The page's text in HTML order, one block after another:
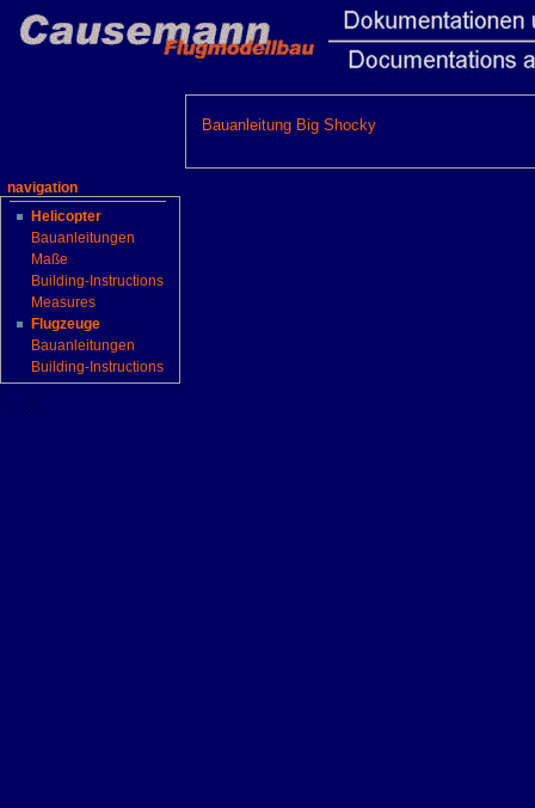
Bauanleitung Big Shocky
navigation
Helicopter
Bauanleitungen
Maße
Building-Instructions
Measures
Flugzeuge
Bauanleitungen
Building-Instructions